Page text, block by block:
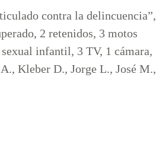
contra la delincuencia”,
2 retenidos, 3 motos
infantil, 3 TV, 1 cámara,
Kleber D., Jorge L., José M.,